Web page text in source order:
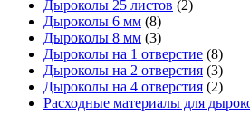
Дыроколы 25 листов (2)
Дыроколы 6 мм (8)
Дыроколы 8 мм (3)
Дыроколы на 1 отверстие (8)
Дыроколы на 2 отверстия (3)
Дыроколы на 4 отверстия (2)
Расходные материалы для